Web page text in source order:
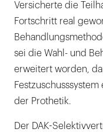
Versicherte die
Fortschritt real
sei die Wahl- und
erweitert worden,
der Prothetik.
Der DAK-